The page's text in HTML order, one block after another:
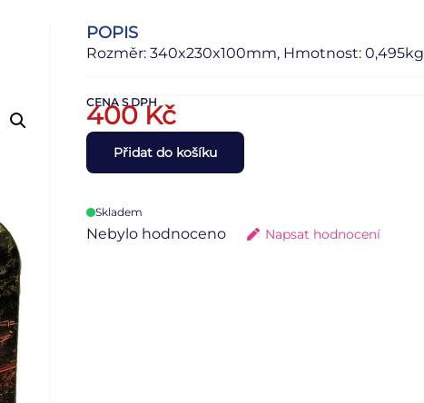
POPIS
Rozměr: 340x230x100mm, Hmotnost: 0,495kg
CENA S DPH
400Kč
Přidat do košíku
Skladem
Nebylo hodnoceno Napsat hodnocení